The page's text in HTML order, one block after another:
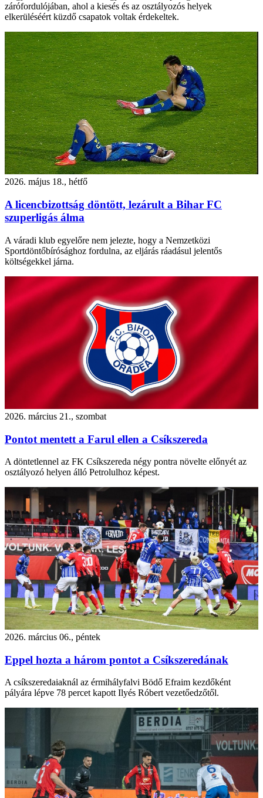
zárófordulójában, ahol a kiesés és az osztályozós helyek
elkerüléséért küzdő csapatok voltak érdekeltek.
2026. május 18., hétfő
A licencbizottság döntött, lezárult a Bihar FC
szuperligás álma
A váradi klub egyelőre nem jelezte, hogy a Nemzetközi
Sportdöntőbírósághoz fordulna, az eljárás ráadásul jelentős
költségekkel járna.
2026. március 21., szombat
Pontot mentett a Farul ellen a Csíkszereda
A döntetlennel az FK Csíkszereda négy pontra növelte előnyét az
osztályozó helyen álló Petrolulhoz képest.
2026. március 06., péntek
Eppel hozta a három pontot a Csíkszeredának
A csíkszeredaiaknál az érmihályfalvi Bödő Efraim kezdőként
pályára lépve 78 percet kapott Ilyés Róbert vezetőedzőtől.